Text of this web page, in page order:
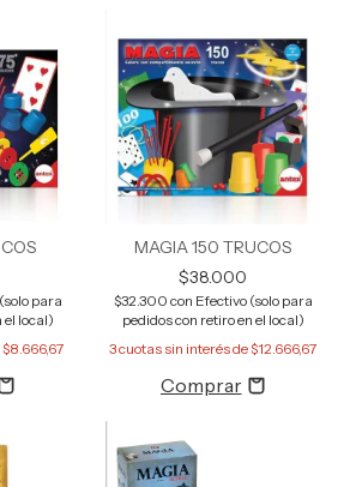
para
el local)
$8.666,67
MAGIA 150 TRUCOS
$38.000
$32.300 con Efectivo (solo para
pedidos con retiro en el local)
3cuotas sin interés de$12.666,67